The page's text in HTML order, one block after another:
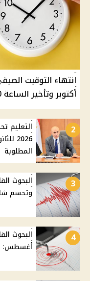
أكتوبر وتأخير الساعة 60 دقيقة وبداية الشتوي
2
التعليم
المطلوبة
3
البحوث
وتحسم
4
أغسطس: